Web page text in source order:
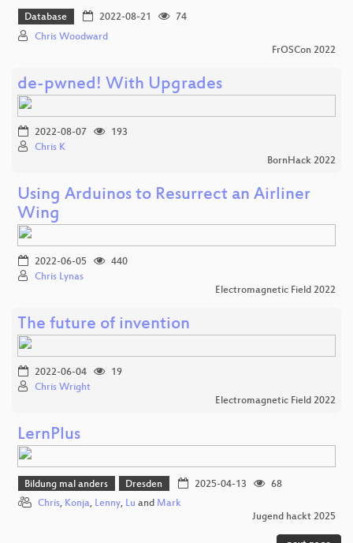
Database 2022-08-21
74
Chris Woodward
FrOSCon 2022
de-pwned! With Upgrades
2022-08-07
193
Chris K
BornHack 2022
Using Arduinos to Resurrect an Airliner
Wing
2022-06-05
440
Chris Lynas
Electromagnetic Field 2022
The future of invention
2022-06-04
19
Chris Wright
Electromagnetic Field 2022
LernPlus
Bildung mal anders Dresden 2025-04-13
68
Chris, Konja, Lenny, Lu and Mark
Jugend hackt 2025